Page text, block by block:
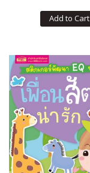
Add to Cart